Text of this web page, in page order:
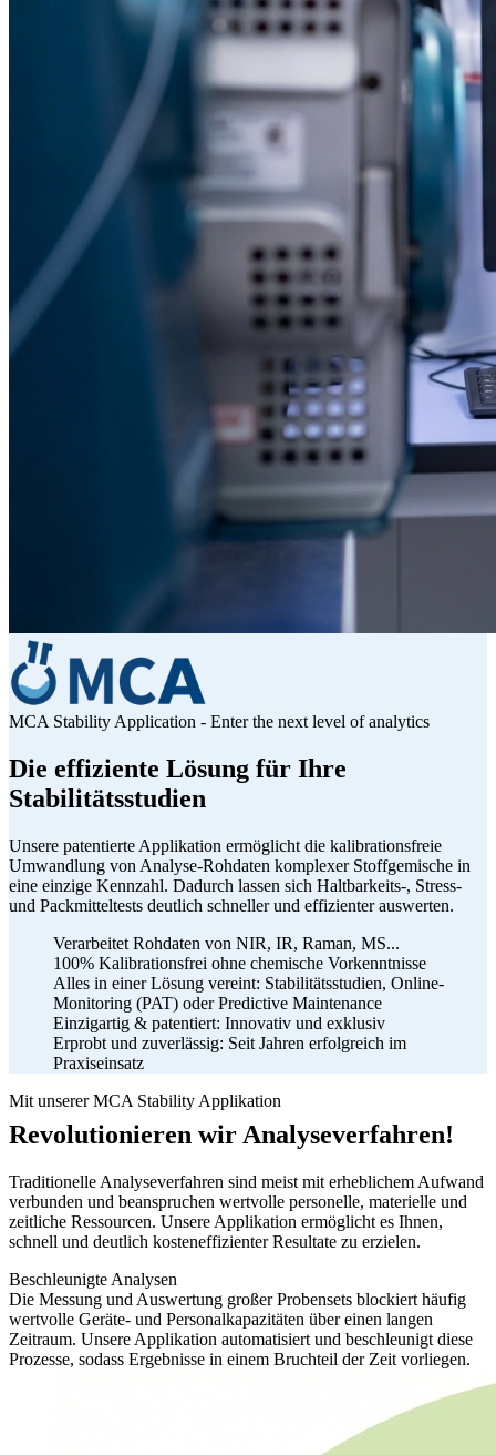
MCA Stability Application - Enter the next level of analytics
Die effiziente Lösung für Ihre
Stabilitätsstudien
Unsere patentierte Applikation ermöglicht die kalibrationsfreie
Umwandlung von Analyse-Rohdaten komplexer Stoffgemische in
eine einzige Kennzahl. Dadurch lassen sich Haltbarkeits-, Stress-
und Packmitteltests deutlich schneller und effizienter auswerten.
Verarbeitet Rohdaten von NIR, IR, Raman, MS...
100% Kalibrationsfrei ohne chemische Vorkenntnisse
Alles in einer Lösung vereint: Stabilitätsstudien, Online-
Monitoring (PAT) oder Predictive Maintenance
Einzigartig & patentiert: Innovativ und exklusiv
Erprobt und zuverlässig: Seit Jahren erfolgreich im
Praxiseinsatz
Mit unserer MCA Stability Applikation
Revolutionieren wir Analyseverfahren!
Traditionelle Analyseverfahren sind meist mit erheblichem Aufwand
verbunden und beanspruchen wertvolle personelle, materielle und
zeitliche Ressourcen. Unsere Applikation ermöglicht es Ihnen,
schnell und deutlich kosteneffizienter Resultate zu erzielen.
Beschleunigte Analysen
Die Messung und Auswertung großer Probensets blockiert häufig
wertvolle Geräte- und Personalkapazitäten über einen langen
Zeitraum. Unsere Applikation automatisiert und beschleunigt diese
Prozesse, sodass Ergebnisse in einem Bruchteil der Zeit vorliegen.